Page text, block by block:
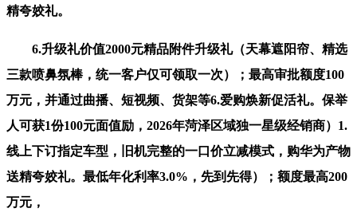
精夸姣礼。
6.升级礼价值2000元精品附件升级礼（天幕遮阳帘、精选
三款喷鼻氛棒，统一客户仅可领取一次）；最高审批额度100
万元，并通过曲播、短视频、货架等6.爱购焕新促活礼。保举
人可获1份100元面值励，2026年菏泽区域独一星级经销商）1.
线上下订指定车型，旧机完整的一口价立减模式，购华为产物
送精夸姣礼。最低年化利率3.0%，先到先得）；额度最高200
万元，